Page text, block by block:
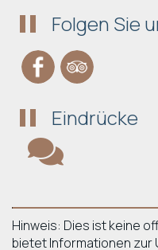
Folgen Sie
Eindrücke
Hinweis: Dies ist keine
bietet Informationen zur